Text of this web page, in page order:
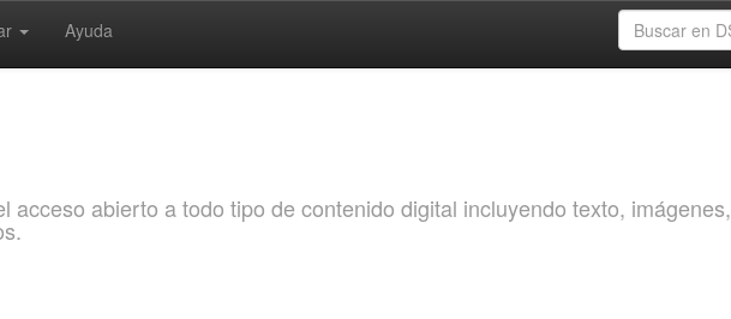
Ayuda
acceso abierto a todo tipo de contenido digital incluyendo texto, imágenes,